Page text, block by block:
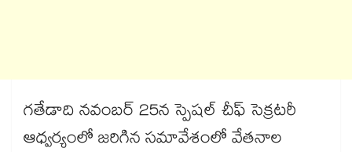
గతేడాది నవంబర్ 25న స్పెషల్ చీఫ్ సెక్రటరీ
ఆధ్వర్యంలో జరిగిన సమావేశంలో వేతనాల